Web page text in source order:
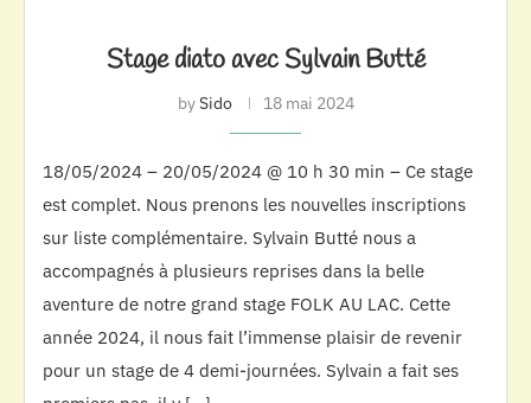
Stage diato avec Sylvain Butté
bySido 18 mai 2024
18/05/2024 – 20/05/2024 @ 10 h 30 min – Ce stage
est complet. Nous prenons les nouvelles inscriptions
sur liste complémentaire. Sylvain Butté nous a
accompagnés à plusieurs reprises dans la belle
aventure de notre grand stage FOLK AU LAC. Cette
année 2024, il nous fait l’immense plaisir de revenir
pour un stage de 4 demi-journées. Sylvain a fait ses